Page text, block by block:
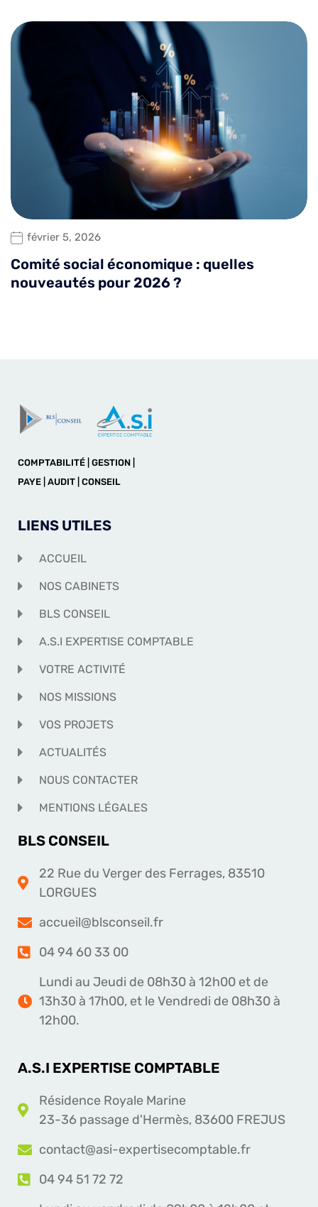
février 5, 2026
Comité social économique : quelles
nouveautés pour 2026 ?
COMPTABILITÉ | GESTION |
PAYE | AUDIT | CONSEIL
LIENS UTILES
ACCUEIL
NOS CABINETS
BLS CONSEIL
A.S.I EXPERTISE COMPTABLE
VOTRE ACTIVITÉ
NOS MISSIONS
VOS PROJETS
ACTUALITÉS
NOUS CONTACTER
MENTIONS LÉGALES
BLS CONSEIL
22 Rue du Verger des Ferrages, 83510
LORGUES
accueil@blsconseil.fr
04 94 60 33 00
Lundi au Jeudi de 08h30 à 12h00 et de
13h30 à 17h00, et le Vendredi de 08h30 à
12h00.
A.S.I EXPERTISE COMPTABLE
Résidence Royale Marine
23-36 passage d'Hermès, 83600 FREJUS
contact@asi-expertisecomptable.fr
04 94 51 72 72